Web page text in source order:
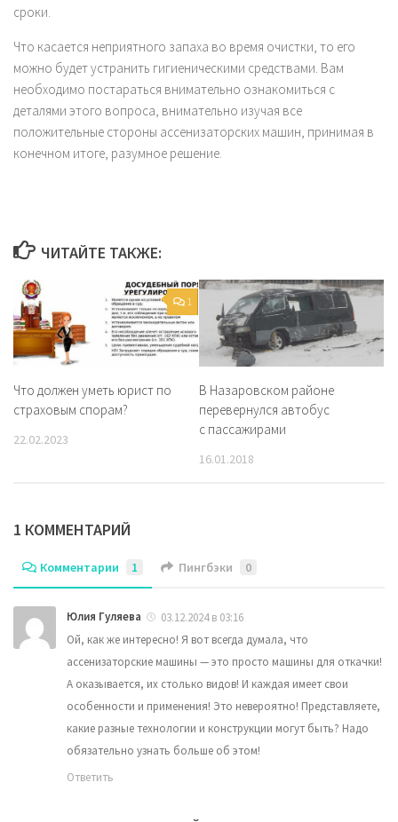
сроки.
Что касается неприятного запаха во время очистки, то его
можно будет устранить гигиеническими средствами. Вам
необходимо постараться внимательно ознакомиться с
деталями этого вопроса, внимательно изучая все
положительные стороны ассенизаторских машин, принимая в
конечном итоге, разумное решение.
ЧИТАЙТЕ ТАКЖЕ:
1
Что должен уметь юрист по
страховым спорам?
22.02.2023
В Назаровском районе
перевернулся автобус
с пассажирами
16.01.2018
1 КОММЕНТАРИЙ
Комментарии 1 Пингбэки 0
Юлия Гуляева
03.12.2024 в 03:16
Ой, как же интересно! Я вот всегда думала, что
ассенизаторские машины — это просто машины для откачки!
А оказывается, их столько видов! И каждая имеет свои
особенности и применения! Это невероятно! Представляете,
какие разные технологии и конструкции могут быть? Надо
обязательно узнать больше об этом!
Ответить